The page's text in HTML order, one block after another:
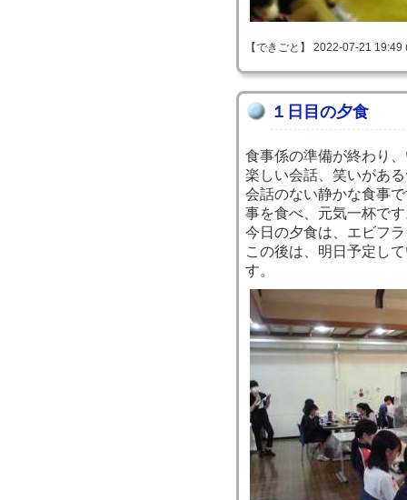
【できごと】 2022-07-21
１日目の夕食
食事係の準備が終わり
楽しい会話、笑いがあ
会話のない静かな食事
事を食べ、元気一杯で
今日の夕食は、エビフ
この後は、明日予定し
す。